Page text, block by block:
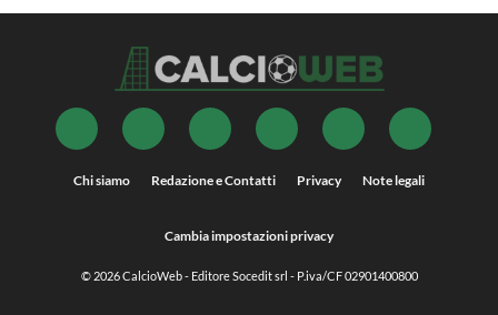
Chi siamo Redazione e Contatti Privacy Note legali
Cambia impostazioni privacy
© 2026CalcioWeb- Editore Socedit srl - P.iva/CF 02901400800